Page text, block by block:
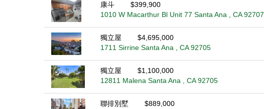
康斗
$399,900
1010 W Macarthur Bl Unit 77 Santa Ana , CA 92707
獨立屋
$4,695,000
1711 Sirrine Santa Ana , CA 92705
獨立屋
$1,100,000
12811 Malena Santa Ana , CA 92705
聯排別墅
$889,000